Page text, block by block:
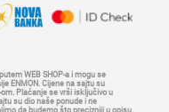
WEB SHOP-a i mogu se
ENMON. Cijene na sajtu su
Plaćanje se vrši isključivo u
su dio naše ponude i ne
da budemo što precizniji u opisu